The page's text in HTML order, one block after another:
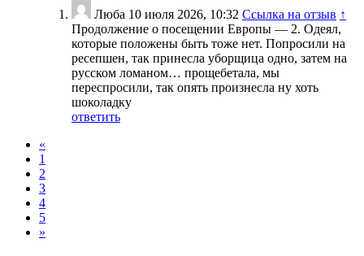
Люба 10 июля 2026, 10:32 Ссылка на отзыв ↑
Продолжение о посещении Европы — 2. Одеял,
которые положены быть тоже нет. Попросили на
ресепшен, так принесла уборщица одно, затем на
русском ломаном… прощебетала, мы
переспросили, так опять произнесла ну хоть
шоколадку
ответить
«
1
2
3
4
5
»